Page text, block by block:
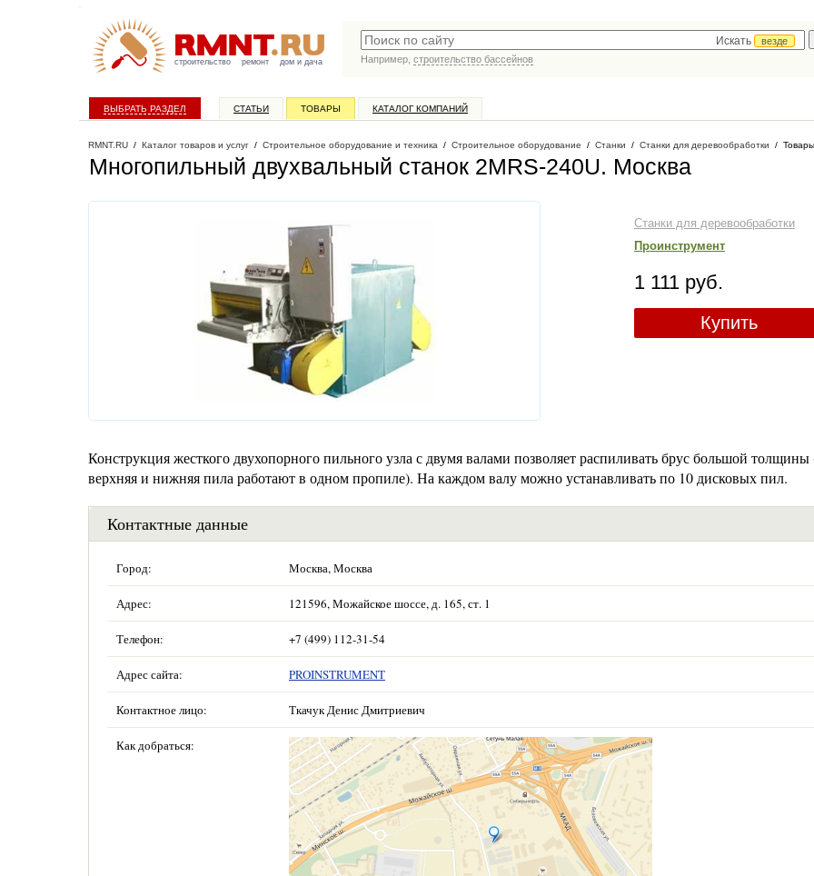
строительство ремонт дом и дача
Искать
везде
Например, строительство бассейнов
ВЫБРАТЬ РАЗДЕЛ СТАТЬИ ТОВАРЫ КАТАЛОГ КОМПАНИЙ
RMNT.RU / Каталог товаров и услуг / Строительное оборудование и техника / Строительное оборудование / Станки / Станки для деревообработки /
Многопильный двухвальный станок 2MRS-240U. Москва
Станки для деревообработки
Проинструмент
1 111 руб.
Купить
Конструкция жесткого двухопорного пильного узла с двумя валами позволяет распиливать брус большой толщины
верхняя и нижняя пила работают в одном пропиле). На каждом валу можно устанавливать по 10 дисковых пил.
Контактные данные
Город: Москва, Москва
Адрес: 121596, Можайское шоссе, д. 165, ст. 1
Телефон: +7 (499) 112-31-54
Адрес сайта: PROINSTRUMENT
Контактное лицо: Ткачук Денис Дмитриевич
Как добраться: